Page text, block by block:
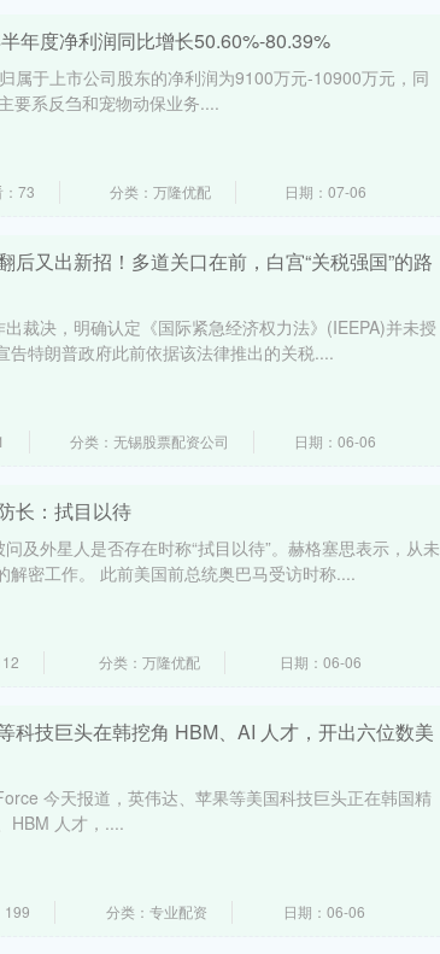
年度净利润同比增长50.60%-80.39%
属于上市公司股东的净利润为9100万元-10900万元，同
要系反刍和宠物动保业务....
73 分类：万隆优配 日期：07-06
后又出新招！多道关口在前，白宫“关税强国”的路
裁决，明确认定《国际紧急经济权力法》(IEEPA)并未授
告特朗普政府此前依据该法律推出的关税....
分类：无锡股票配资公司 日期：06-06
长：拭目以待
及外星人是否存在时称“拭目以待”。赫格塞思表示，从未
解密工作。 此前美国前总统奥巴马受访时称....
分类：万隆优配 日期：06-06
科技巨头在韩挖角 HBM、AI 人才，开出六位数美
今天报道，英伟达、苹果等美国科技巨头正在韩国精
HBM 人才，....
199 分类：专业配资 日期：06-06